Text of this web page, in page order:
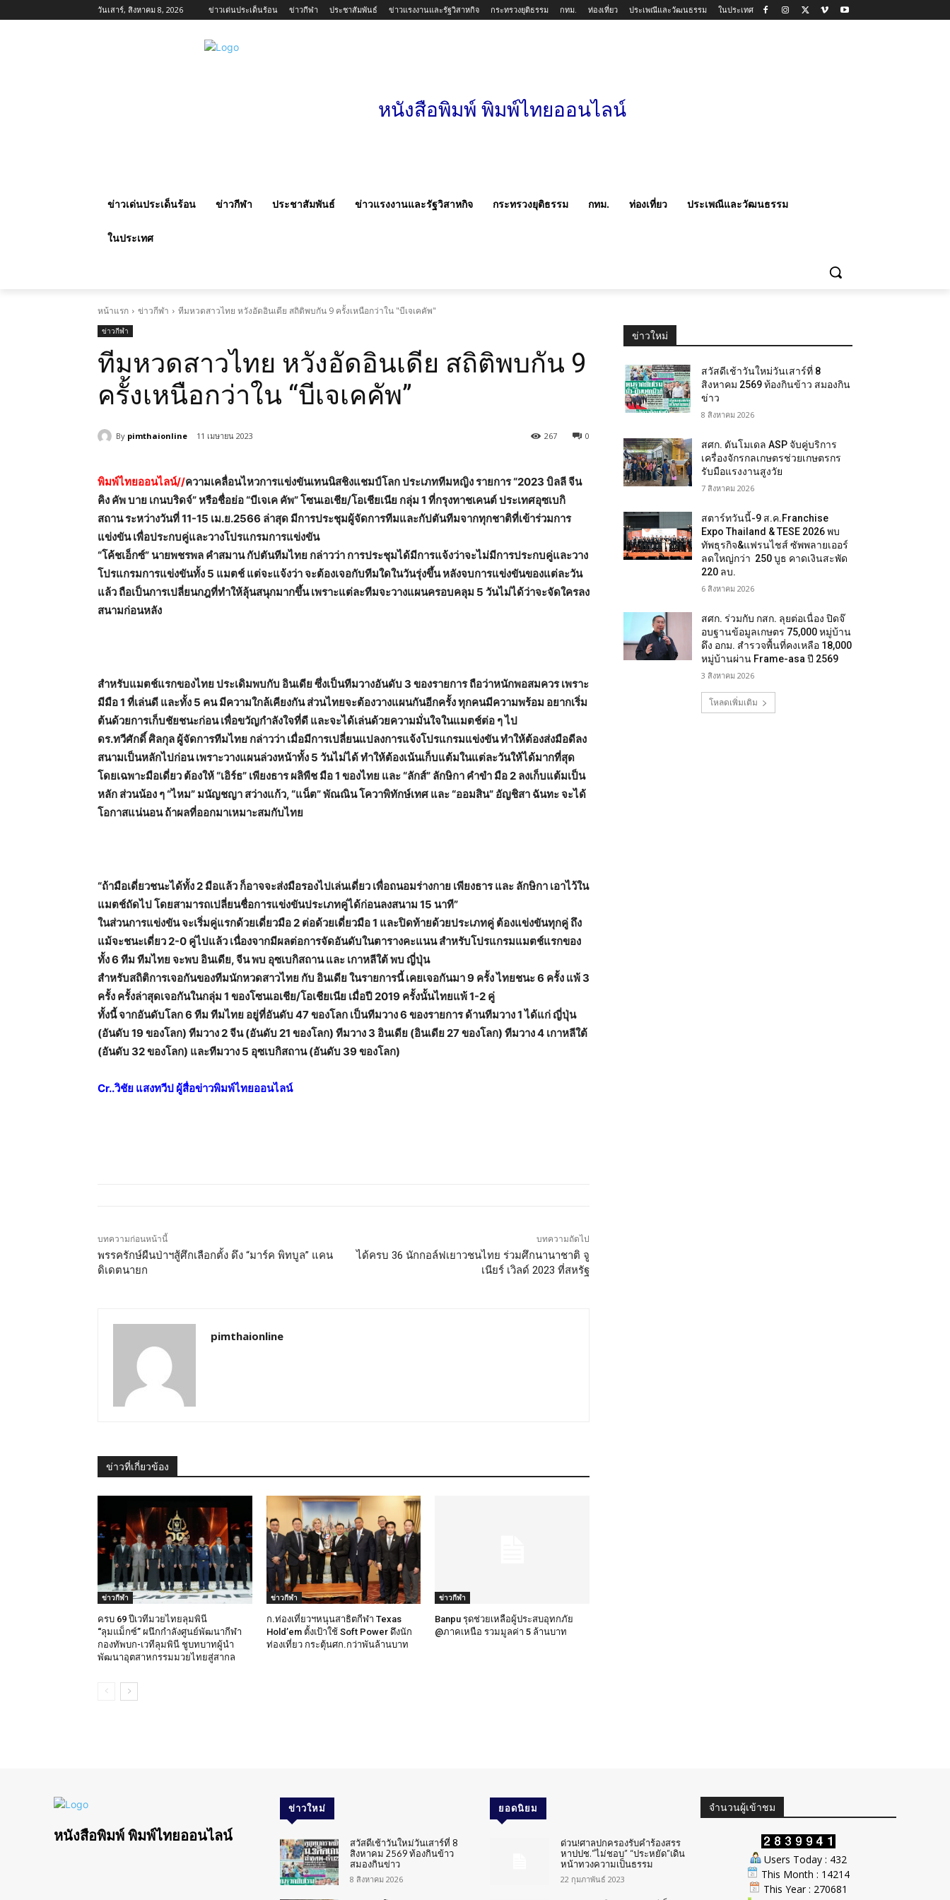
วันเสาร์, สิงหาคม 8, 2026 ข่าวเด่นประเด็นร้อน ข่าวกีฬา ประชาสัมพันธ์ ข่าวแรงงานและรัฐวิสาหกิจ กระทรวงยุติธรรม กทม. ท่องเที่ยว ประเพณีและวัฒนธรรม ในประเทศ
หนังสือพิมพ์ พิมพ์ไทยออนไลน์
ข่าวเด่นประเด็นร้อน ข่าวกีฬา ประชาสัมพันธ์ ข่าวแรงงานและรัฐวิสาหกิจ กระทรวงยุติธรรม กทม. ท่องเที่ยว ประเพณีและวัฒนธรรม
ในประเทศ
หน้าแรก ข่าวกีฬา ทีมหวดสาวไทย หวังอัดอินเดีย สถิติพบกัน 9 ครั้งเหนือกว่าใน "บีเจเคคัพ"
ข่าวกีฬา
ทีมหวดสาวไทย หวังอัดอินเดีย สถิติพบกัน 9
ครั้งเหนือกว่าใน “บีเจเคคัพ”
By pimthaionline 11 เมษายน 2023 0
267
พิมพ์ไทยออนไลน์//ความเคลื่อนไหวการแข่งขันเทนนิสชิงแชมป์โลก ประเภททีมหญิง รายการ “2023 บิลลี จีน
คิง คัพ บาย เกนบริดจ์” หรือชื่อย่อ “บีเจเค คัพ” โซนเอเชีย/โอเชียเนีย กลุ่ม 1 ที่กรุงทาชเคนต์ ประเทศอุซเบกิ
สถาน ระหว่างวันที่ 11-15 เม.ย.2566 ล่าสุด มีการประชุมผู้จัดการทีมและกัปตันทีมจากทุกชาติที่เข้าร่วมการ
แข่งขัน เพื่อประกบคู่และวางโปรแกรมการแข่งขัน
“โค้ชเอ็กซ์” นายพชรพล คำสมาน กัปตันทีมไทย กล่าวว่า การประชุมได้มีการแจ้งว่าจะไม่มีการประกบคู่และวาง
โปรแกรมการแข่งขันทั้ง 5 แมตช์ แต่จะแจ้งว่า จะต้องเจอกับทีมใดในวันรุ่งขึ้น หลังจบการแข่งขันของแต่ละวัน
แล้ว ถือเป็นการเปลี่ยนกฎที่ทำให้ลุ้นสนุกมากขึ้น เพราะแต่ละทีมจะวางแผนครอบคลุม 5 วันไม่ได้ว่าจะจัดใครลง
สนามก่อนหลัง
สำหรับแมตช์แรกของไทย ประเดิมพบกับ อินเดีย ซึ่งเป็นทีมวางอันดับ 3 ของรายการ ถือว่าหนักพอสมควร เพราะ
มีมือ 1 ที่เล่นดี และทั้ง 5 คน มีความใกล้เคียงกัน ส่วนไทยจะต้องวางแผนกันอีกครั้ง ทุกคนมีความพร้อม อยากเริ่ม
ต้นด้วยการเก็บชัยชนะก่อน เพื่อขวัญกำลังใจที่ดี และจะได้เล่นด้วยความมั่นใจในแมตช์ต่อ ๆ ไป
ดร.ทวีศักดิ์ ศิลกุล ผู้จัดการทีมไทย กล่าวว่า เมื่อมีการเปลี่ยนแปลงการแจ้งโปรแกรมแข่งขัน ทำให้ต้องส่งมือดีลง
สนามเป็นหลักไปก่อน เพราะวางแผนล่วงหน้าทั้ง 5 วันไม่ได้ ทำให้ต้องเน้นเก็บแต้มในแต่ละวันให้ได้มากที่สุด
โดยเฉพาะมือเดี่ยว ต้องให้ “เอิร์ธ” เพียงธาร ผลิพืช มือ 1 ของไทย และ “ลักส์” ลักษิกา คำขำ มือ 2 ลงเก็บแต้มเป็น
หลัก ส่วนน้อง ๆ “ไหม” มนัญชญา สว่างแก้ว, “แน็ต” พัณณิน โควาพิทักษ์เทศ และ “ออมสิน” อัญชิสา ฉันทะ จะได้
โอกาสแน่นอน ถ้าผลที่ออกมาเหมาะสมกับไทย
“ถ้ามือเดี่ยวชนะได้ทั้ง 2 มือแล้ว ก็อาจจะส่งมือรองไปเล่นเดี่ยว เพื่อถนอมร่างกาย เพียงธาร และ ลักษิกา เอาไว้ใน
แมตช์ถัดไป โดยสามารถเปลี่ยนชื่อการแข่งขันประเภทคู่ได้ก่อนลงสนาม 15 นาที”
ในส่วนการแข่งขัน จะเริ่มคู่แรกด้วยเดี่ยวมือ 2 ต่อด้วยเดี่ยวมือ 1 และปิดท้ายด้วยประเภทคู่ ต้องแข่งขันทุกคู่ ถึง
แม้จะชนะเดี่ยว 2-0 คู่ไปแล้ว เนื่องจากมีผลต่อการจัดอันดับในตารางคะแนน สำหรับโปรแกรมแมตช์แรกของ
ทั้ง 6 ทีม ทีมไทย จะพบ อินเดีย, จีน พบ อุซเบกิสถาน และ เกาหลีใต้ พบ ญี่ปุ่น
สำหรับสถิติการเจอกันของทีมนักหวดสาวไทย กับ อินเดีย ในรายการนี้ เคยเจอกันมา 9 ครั้ง ไทยชนะ 6 ครั้ง แพ้ 3
ครั้ง ครั้งล่าสุดเจอกันในกลุ่ม 1 ของโซนเอเชีย/โอเชียเนีย เมื่อปี 2019 ครั้งนั้นไทยแพ้ 1-2 คู่
ทั้งนี้ จากอันดับโลก 6 ทีม ทีมไทย อยู่ที่อันดับ 47 ของโลก เป็นทีมวาง 6 ของรายการ ด้านทีมวาง 1 ได้แก่ ญี่ปุ่น
(อันดับ 19 ของโลก) ทีมวาง 2 จีน (อันดับ 21 ของโลก) ทีมวาง 3 อินเดีย (อินเดีย 27 ของโลก) ทีมวาง 4 เกาหลีใต้
(อันดับ 32 ของโลก) และทีมวาง 5 อุซเบกิสถาน (อันดับ 39 ของโลก)
Cr..วิชัย แสงทวีป ผู้สื่อข่าวพิมพ์ไทยออนไลน์
บทความก่อนหน้านี้
พรรครักษ์ผืนป่าฯสู้ศึกเลือกตั้ง ดึง “มาร์ค พิทบูล” แคน
ดิเดตนายก
บทความถัดไป
ได้ครบ 36 นักกอล์ฟเยาวชนไทย ร่วมศึกนานาชาติ จู
เนียร์ เวิลด์ 2023 ที่สหรัฐ
pimthaionline
ข่าวที่เกี่ยวข้อง
ข่าวกีฬา
ครบ 69 ปีเวทีมวยไทยลุมพินี
“ลุมแม็กซ์” ผนึกกำลังศูนย์พัฒนากีฬา
กองทัพบก-เวทีลุมพินี ชูบทบาทผู้นำ
พัฒนาอุตสาหกรรมมวยไทยสู่สากล
ข่าวกีฬา
ก.ท่องเที่ยวฯหนุนสาธิตกีฬา Texas
Hold’em ตั้งเป้าใช้ Soft Power ดึงนัก
ท่องเที่ยว กระตุ้นศก.กว่าพันล้านบาท
ข่าวกีฬา
Banpu รุดช่วยเหลือผู้ประสบอุทกภัย
@ภาคเหนือ รวมมูลค่า 5 ล้านบาท
ข่าวใหม่
สวัสดีเช้าวันใหม่วันเสาร์ที่ 8
สิงหาคม 2569 ท้องกินข้าว สมองกิน
ข่าว
8 สิงหาคม 2026
สศก. ดันโมเดล ASP จับคู่บริการ
เครื่องจักรกลเกษตรช่วยเกษตรกร
รับมือแรงงานสูงวัย
7 สิงหาคม 2026
สตาร์ทวันนี้-9 ส.ค.Franchise
Expo Thailand & TESE 2026 พบ
ทัพธุรกิจ&แฟรนไชส์ ซัพพลายเออร์
ลดใหญ่กว่า 250 บูธ คาดเงินสะพัด
220 ลบ.
6 สิงหาคม 2026
สศก. ร่วมกับ กสก. ลุยต่อเนื่อง ปิดจ๊
อบฐานข้อมูลเกษตร 75,000 หมู่บ้าน
ดึง อกม. สำรวจพื้นที่คงเหลือ 18,000
หมู่บ้านผ่าน Frame-asa ปี 2569
3 สิงหาคม 2026
โหลดเพิ่มเติม
หนังสือพิมพ์ พิมพ์ไทยออนไลน์
ข่าวใหม่
สวัสดีเช้าวันใหม่วันเสาร์ที่ 8
สิงหาคม 2569 ท้องกินข้าว
สมองกินข่าว
8 สิงหาคม 2026
ยอดนิยม
ด่วน!ศาลปกครองรับคำร้องสรร
หาปปช.”ไม่ชอบ” “ประหยัด”เดิน
หน้าทวงความเป็นธรรม
22 กุมภาพันธ์ 2023
จำนวนผู้เข้าชม
Users Today : 432
This Month : 14214
This Year : 270681